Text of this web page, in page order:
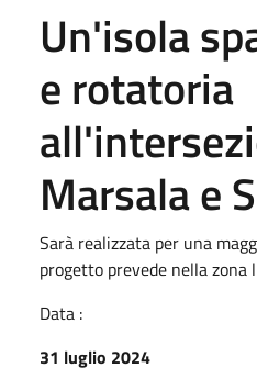
Un'isola
e rotatoria
Marsala e
Sarà realizzata per una
progetto prevede nella
Data :
31 luglio 2024